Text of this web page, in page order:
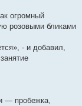
огромный
розовыми бликами
- и добавил,
— пробежка,